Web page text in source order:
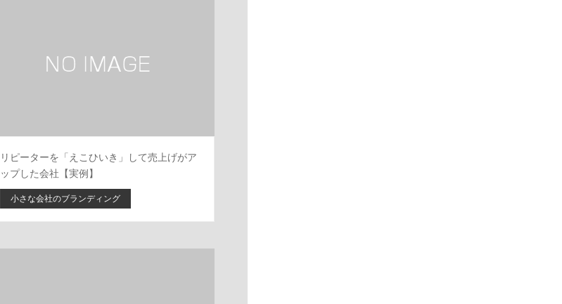
リピーターを「えこひいき」して売上げがア
ップした会社【実例】
小さな会社のブランディング